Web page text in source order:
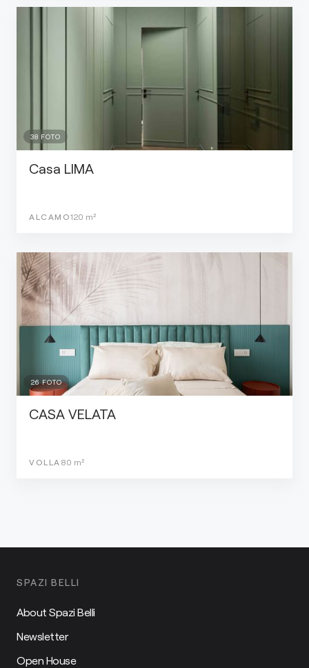
38 FOTO
Casa LIMA
ALCAMO120 m²
26 FOTO
CASA VELATA
VOLLA 80 m²
SPAZI BELLI
About Spazi Belli
Newsletter
Open House